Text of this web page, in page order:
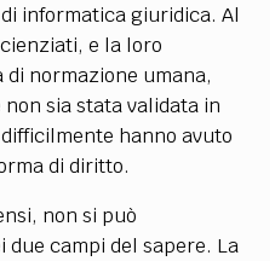
informatica giuridica. Al
e la loro
normazione umana,
sia stata validata in
hanno avuto
di diritto.
non si può
due campi del sapere. La